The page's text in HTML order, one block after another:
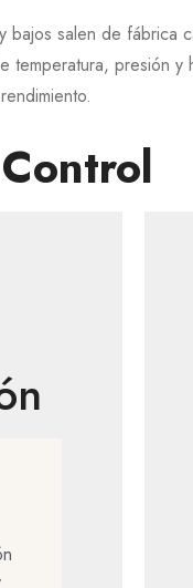
bajos salen de
temperatura, presión